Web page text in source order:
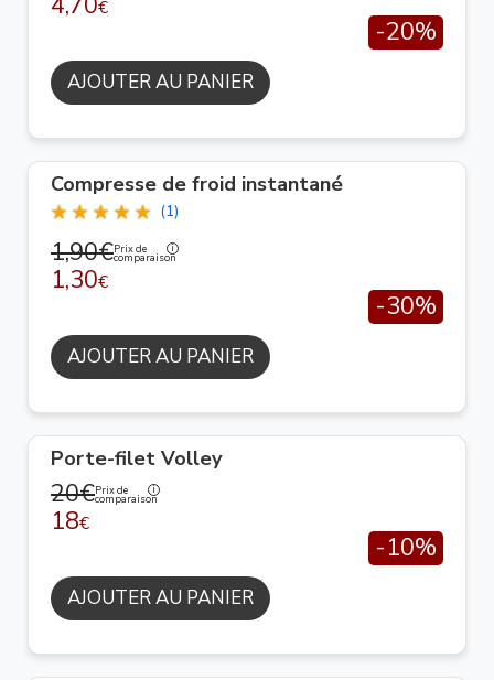
€
-20%
AJOUTER AU PANIER
Compresse de froid instantané
(1)
1,90€Prix de
comparaison
1,30€
-30%
AJOUTER AU PANIER
Porte-filet Volley
20€Prix de
comparaison
18€
-10%
AJOUTER AU PANIER